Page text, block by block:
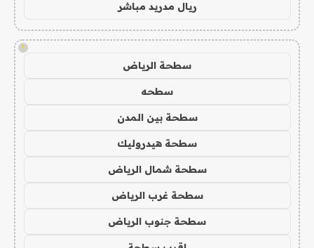
ريال مدريد مباشر
!
سطحة الرياض
سطحه
سطحة بين المدن
سطحة هيدروليك
سطحة شمال الرياض
سطحة غرب الرياض
سطحة جنوب الرياض